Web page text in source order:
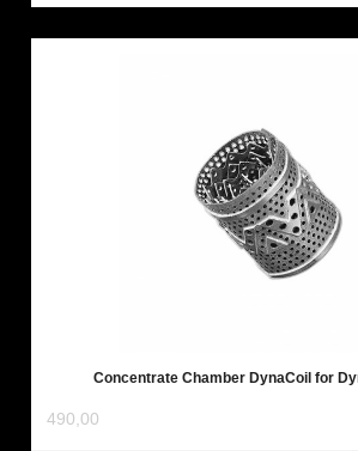
Concentrate Chamber DynaCoil for
490,00